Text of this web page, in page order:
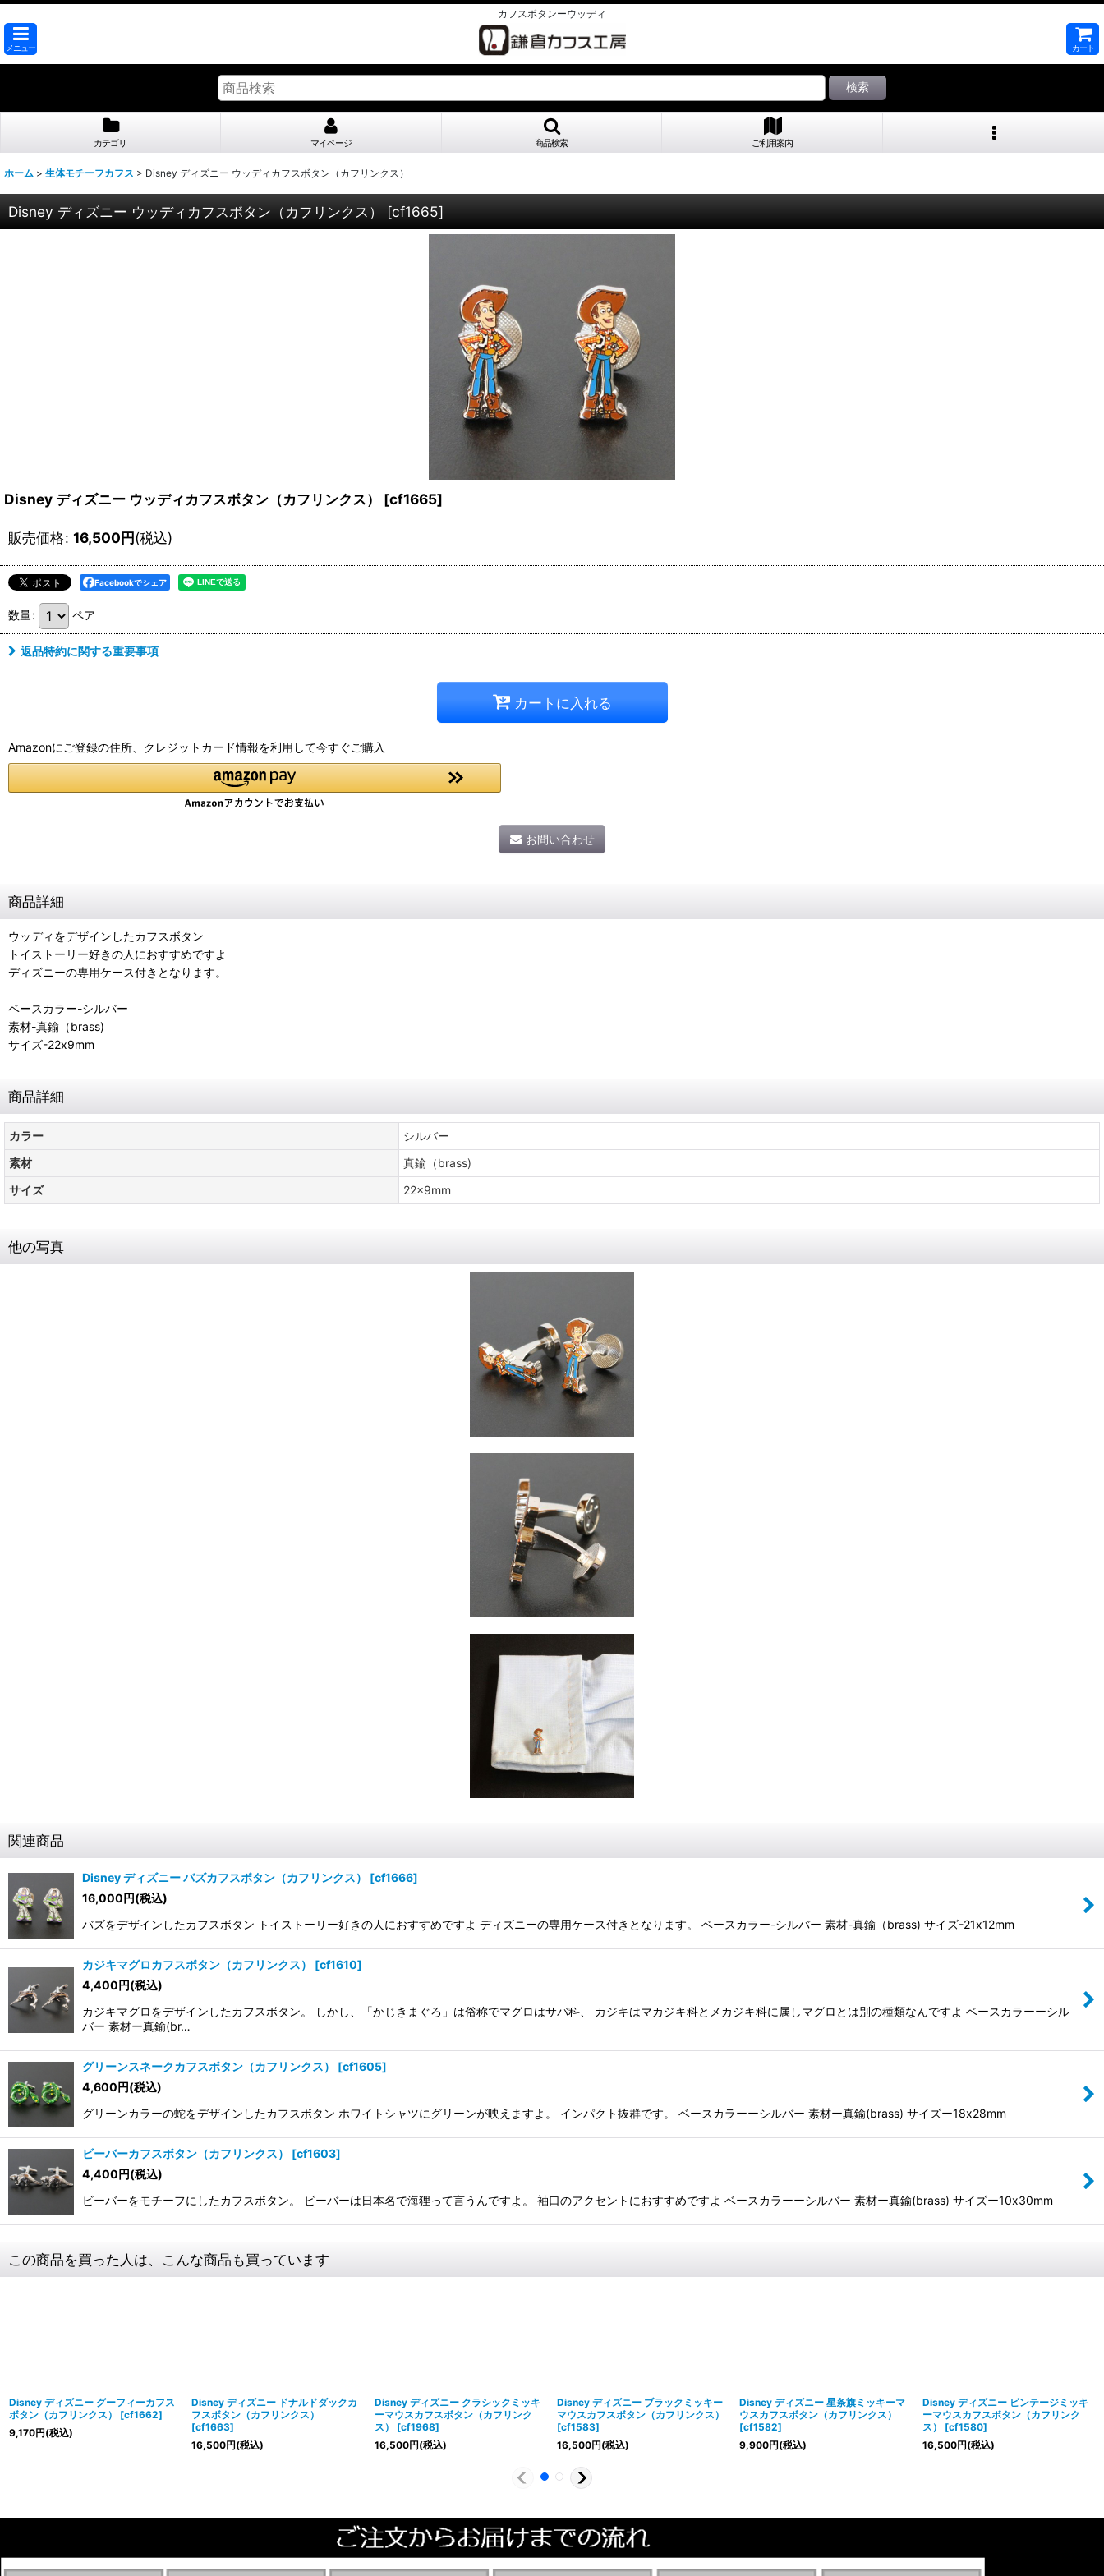
カフスボタンーウッディ
メニュー カート
検索
カテゴリ マイページ 商品検索 ご利用案内
ホーム > 生体モチーフカフス > Disney ディズニー ウッディカフスボタン（カフリンクス）
Disney ディズニー ウッディカフスボタン（カフリンクス） [cf1665]
Disney ディズニー ウッディカフスボタン（カフリンクス） [cf1665]
販売価格: 16,500円(税込)
Facebookでシェア
数量: ペア
返品特約に関する重要事項
カートに入れる
Amazonにご登録の住所、クレジットカード情報を利用して今すぐご購入
お問い合わせ
商品詳細
ウッディをデザインしたカフスボタン
トイストーリー好きの人におすすめですよ
ディズニーの専用ケース付きとなります。
ベースカラー-シルバー
素材-真鍮（brass)
サイズ-22x9mm
商品詳細
カラー
シルバー
素材
真鍮（brass)
サイズ
22x9mm
他の写真
関連商品
Disney ディズニー バズカフスボタン（カフリンクス） [cf1666]
16,000円(税込)
バズをデザインしたカフスボタン トイストーリー好きの人におすすめですよ ディズニーの専用ケース付きとなります。 ベースカラー-シルバー 素材-真鍮（brass) サイズ-21x12mm
カジキマグロカフスボタン（カフリンクス） [cf1610]
4,400円(税込)
カジキマグロをデザインしたカフスボタン。 しかし、「かじきまぐろ」は俗称でマグロはサバ科、 カジキはマカジキ科とメカジキ科に属しマグロとは別の種類なんですよ ベースカラーーシル
バー 素材ー真鍮(br…
グリーンスネークカフスボタン（カフリンクス） [cf1605]
4,600円(税込)
グリーンカラーの蛇をデザインしたカフスボタン ホワイトシャツにグリーンが映えますよ。 インパクト抜群です。 ベースカラーーシルバー 素材ー真鍮(brass) サイズー18x28mm
ビーバーカフスボタン（カフリンクス） [cf1603]
4,400円(税込)
ビーバーをモチーフにしたカフスボタン。 ビーバーは日本名で海狸って言うんですよ。 袖口のアクセントにおすすめですよ ベースカラーーシルバー 素材ー真鍮(brass) サイズー10x30mm
この商品を買った人は、こんな商品も買っています
Disney ディズニー グーフィーカフス
ボタン（カフリンクス）
[cf1662]
9,170円(税込)
Disney ディズニー ドナルドダックカ
フスボタン（カフリンクス）
[cf1663]
16,500円(税込)
Disney ディズニー クラシックミッキ
ーマウスカフスボタン（カフリンク
ス）
[cf1968]
16,500円(税込)
Disney ディズニー ブラックミッキー
マウスカフスボタン（カフリンクス）
[cf1583]
16,500円(税込)
Disney ディズニー 星条旗ミッキーマ
ウスカフスボタン（カフリンクス）
[cf1582]
9,900円(税込)
Disney ディズニー ビンテージミッキ
ーマウスカフスボタン（カフリンク
ス）
[cf1580]
16,500円(税込)